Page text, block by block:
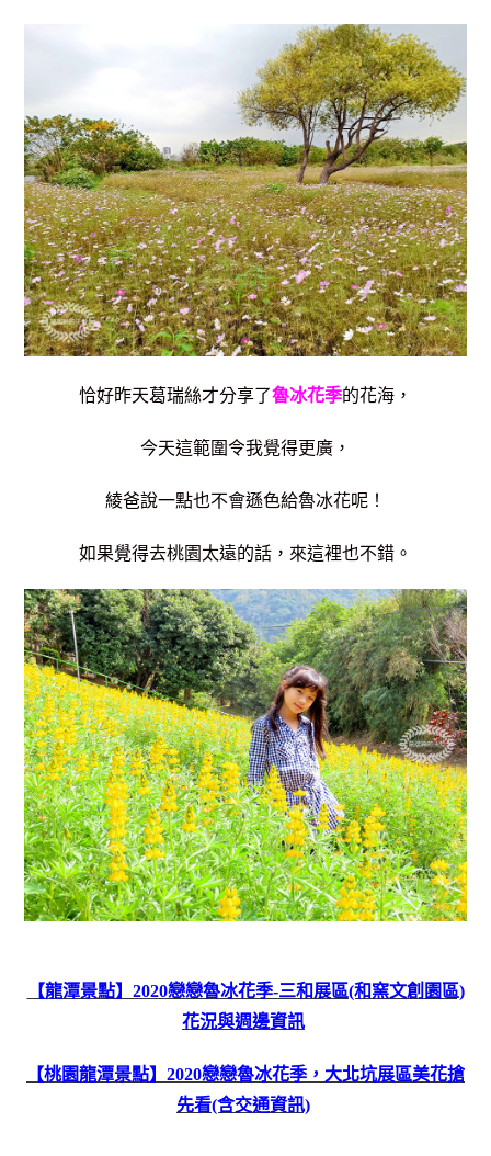
恰好昨天葛瑞絲才分享了魯冰花季的花海，
今天這範圍令我覺得更廣，
綾爸說一點也不會遜色給魯冰花呢！
如果覺得去桃園太遠的話，來這裡也不錯。
【龍潭景點】2020戀戀魯冰花季-三和展區(和窯文創園區)
花況與週邊資訊
【桃園龍潭景點】2020戀戀魯冰花季，大北坑展區美花搶
先看(含交通資訊)